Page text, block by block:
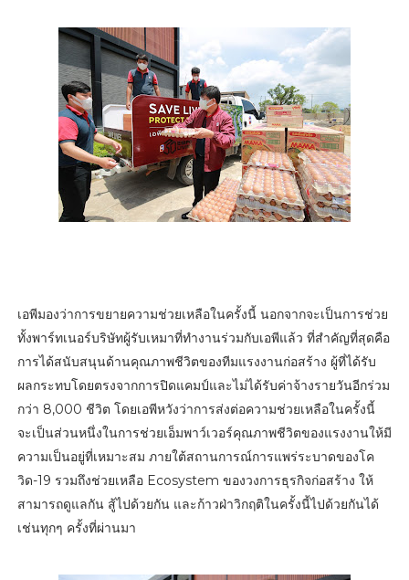
เอพีมองว่าการขยายความช่วยเหลือในครั้งนี้ นอกจากจะเป็นการช่วย
ทั้งพาร์ทเนอร์บริษัทผู้รับเหมาที่ทำงานร่วมกับเอพีแล้ว ที่สำคัญที่สุดคือ
การได้สนับสนุนด้านคุณภาพชีวิตของทีมแรงงานก่อสร้าง ผู้ที่ได้รับ
ผลกระทบโดยตรงจากการปิดแคมป์และไม่ได้รับค่าจ้างรายวันอีกร่วม
กว่า 8,000 ชีวิต โดยเอพีหวังว่าการส่งต่อความช่วยเหลือในครั้งนี้
จะเป็นส่วนหนึ่งในการช่วยเอ็มพาว์เวอร์คุณภาพชีวิตของแรงงานให้มี
ความเป็นอยู่ที่เหมาะสม ภายใต้สถานการณ์การแพร่ระบาดของโค
วิด-19 รวมถึงช่วยเหลือ Ecosystem ของวงการธุรกิจก่อสร้าง ให้
สามารถดูแลกัน สู้ไปด้วยกัน และก้าวฝ่าวิกฤติในครั้งนี้ไปด้วยกันได้
เช่นทุกๆ ครั้งที่ผ่านมา